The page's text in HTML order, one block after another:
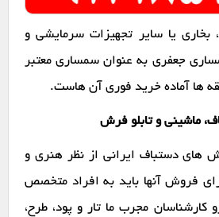
یا سایر تجهیزات سرمایشی و
جعفری به عنوان سمساری معتبر
های دستباف ایرانی از نظر هنری و
فروش آنها باید به افراد متخصص
کارشناسان مجرب ما تار و پود، طرح،